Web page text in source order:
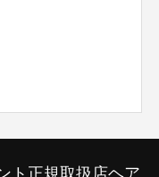
ト正規取扱店ヘア